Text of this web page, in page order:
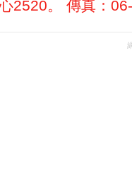
2520。 傳真：